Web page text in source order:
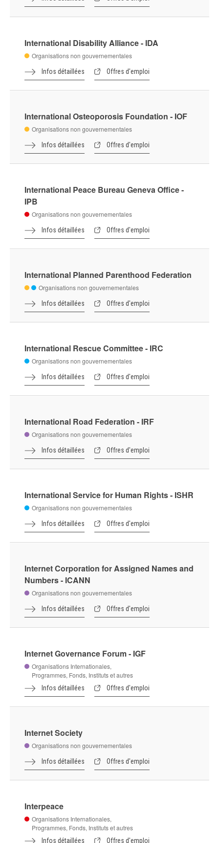
Organisations non gouvernementales
International Cocoa Initiative - ICI
Organisations non gouvernementales
Infos détaillées Offres d'emploi
International Disability Alliance - IDA
Organisations non gouvernementales
International Osteoporosis Foundation - IOF
Organisations non gouvernementales
IPB
Organisations non gouvernementales
Infos détaillées Offres d'emploi
International Planned Parenthood Federation
Organisations non gouvernementales
Infos détaillées Offres d'emploi
Organisations non gouvernementales
Infos détaillées